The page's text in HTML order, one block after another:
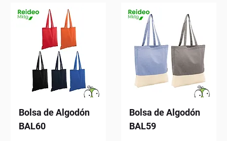
Bolsa de Algodón
BAL60
Bolsa de Algodón
BAL59